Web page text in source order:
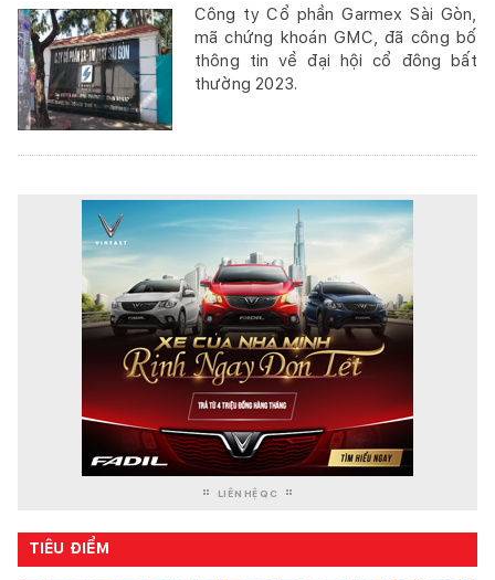
Công ty Cổ phần Garmex Sài Gòn,
mã chứng khoán GMC, đã công bố
thông tin về đại hội cổ đông bất
thường 2023.
LIÊN HỆ QC
TIÊU ĐIỂM